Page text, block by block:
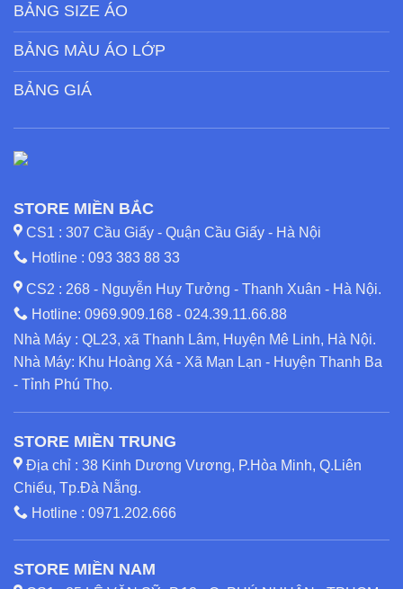
BẢNG SIZE ÁO
BẢNG MÀU ÁO LỚP
BẢNG GIÁ
STORE MIỀN BẮC
CS1 : 307 Cầu Giấy - Quận Cầu Giấy - Hà Nội
Hotline : 093 383 88 33
CS2 : 268 - Nguyễn Huy Tưởng - Thanh Xuân - Hà Nội.
Hotline: 0969.909.168 - 024.39.11.66.88
Nhà Máy : QL23, xã Thanh Lâm, Huyện Mê Linh, Hà Nội.
Nhà Máy: Khu Hoàng Xá - Xã Mạn Lạn - Huyện Thanh Ba
- Tỉnh Phú Thọ.
STORE MIỀN TRUNG
Địa chỉ : 38 Kinh Dương Vương, P.Hòa Minh, Q.Liên
Chiểu, Tp.Đà Nẵng.
Hotline : 0971.202.666
STORE MIỀN NAM